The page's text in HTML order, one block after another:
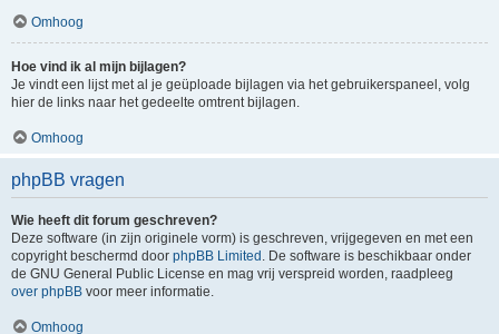
Omhoog
Hoe vind ik al mijn bijlagen?
Je vindt een lijst met al je geüploade bijlagen via het gebruikerspaneel, volg
hier de links naar het gedeelte omtrent bijlagen.
Omhoog
phpBB vragen
Wie heeft dit forum geschreven?
Deze software (in zijn originele vorm) is geschreven, vrijgegeven en met een
copyright beschermd door phpBB Limited . De software is beschikbaar onder
de GNU General Public License en mag vrij verspreid worden, raadpleeg
over phpBB voor meer informatie.
Omhoog